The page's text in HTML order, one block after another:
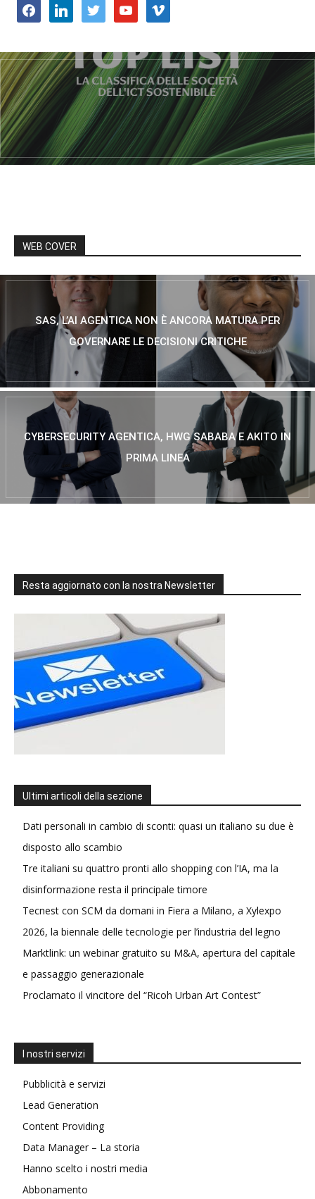
facebooklinkedin twitter youtube vimeo
WEB COVER
SAS, L’AI AGENTICA NON È ANCORA MATURA PER
GOVERNARE LE DECISIONI CRITICHE
CYBERSECURITY AGENTICA, HWG SABABA E AKITO IN
PRIMA LINEA
Resta aggiornato con la nostra Newsletter
Ultimi articoli della sezione
Dati personali in cambio di sconti: quasi un italiano su due è
disposto allo scambio
Tre italiani su quattro pronti allo shopping con l’IA, ma la
disinformazione resta il principale timore
Tecnest con SCM da domani in Fiera a Milano, a Xylexpo
2026, la biennale delle tecnologie per l’industria del legno
Marktlink: un webinar gratuito su M&A, apertura del capitale
e passaggio generazionale
Proclamato il vincitore del “Ricoh Urban Art Contest”
I nostri servizi
Pubblicità e servizi
Lead Generation
Content Providing
Data Manager – La storia
Hanno scelto i nostri media
Abbonamento